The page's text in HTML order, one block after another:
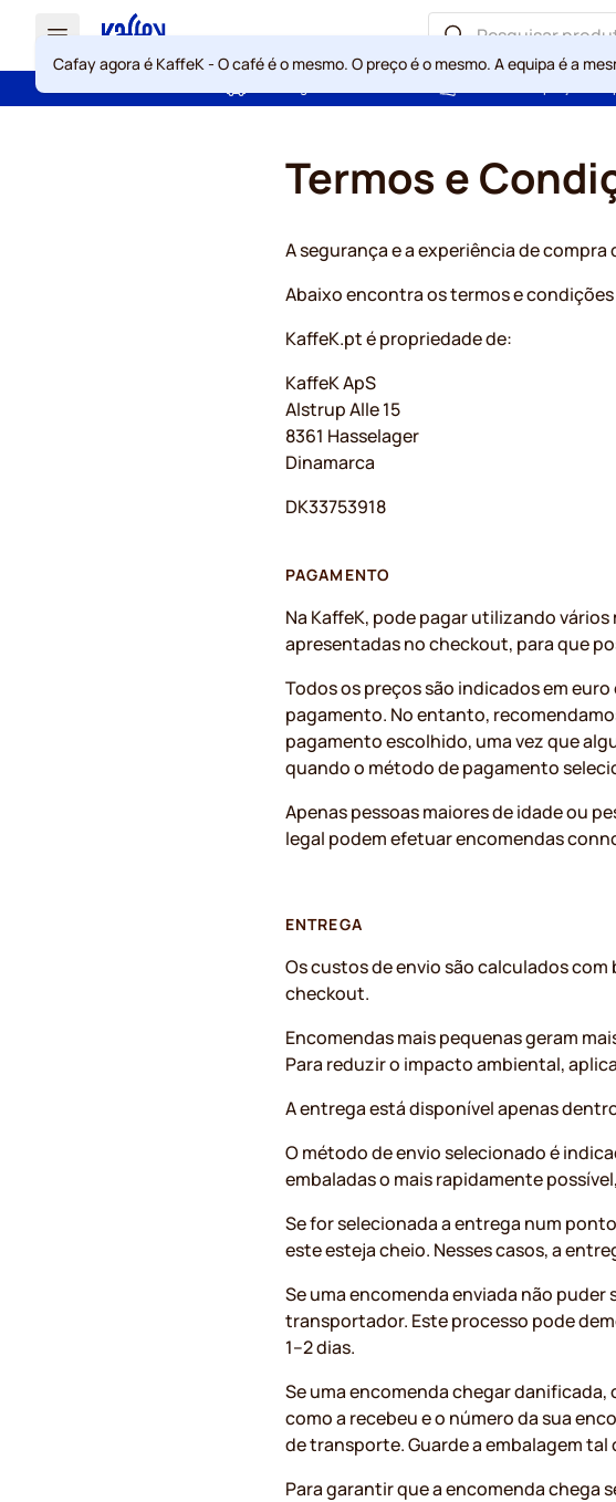
Cafay agora é KaffeK - O café é o mesmo. O preço é o mesmo. A equipa é a
Termos e
A segurança e a experiência de
Abaixo encontra os termos e
KaffeK.pt é propriedade de:
KaffeK ApS
Alstrup Alle 15
8361 Hasselager
Dinamarca
DK33753918
PAGAMENTO
Na KaffeK, pode pagar utilizando
apresentadas no checkout, para que
Todos os preços são indicados em
pagamento. No entanto,
pagamento escolhido, uma vez que
quando o método de pagamento
Apenas pessoas maiores de idade ou
legal podem efetuar encomendas
ENTREGA
Os custos de envio são calculados
checkout.
Encomendas mais pequenas geram
Para reduzir o impacto ambiental,
A entrega está disponível apenas
O método de envio selecionado é
embaladas o mais rapidamente
Se for selecionada a entrega num
este esteja cheio. Nesses casos, a
Se uma encomenda enviada não
transportador. Este processo pode
1–2 dias.
Se uma encomenda chegar
como a recebeu e o número da sua
de transporte. Guarde a embalagem
Para garantir que a encomenda chega